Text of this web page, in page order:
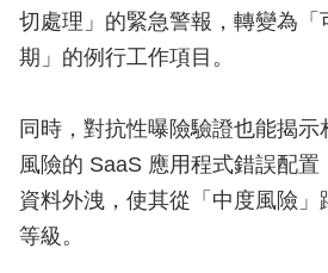
切處理」的緊急警報，轉變為「
期」的例行工作項目。
同時，對抗性曝險驗證也能揭
風險的 SaaS 應用程式錯誤配
資料外洩，使其從「中度風險」
等級。